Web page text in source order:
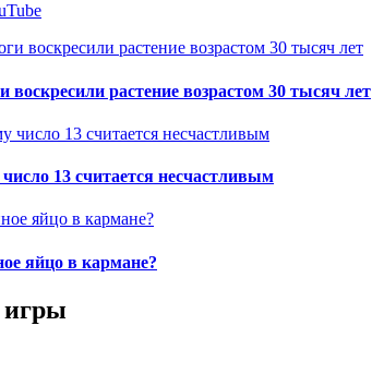
воскресили растение возрастом 30 тысяч лет
13 считается несчастливым
яйцо в кармане?